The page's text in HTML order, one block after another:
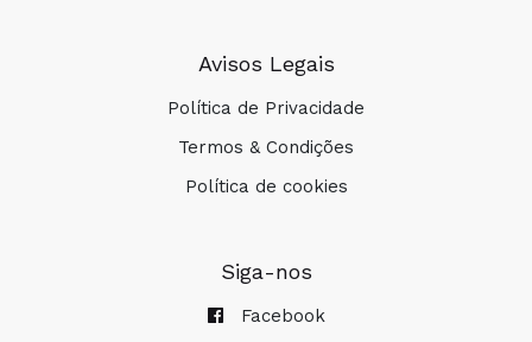
Avisos Legais
Política de Privacidade
Termos & Condições
Política de cookies
Siga-nos
Facebook